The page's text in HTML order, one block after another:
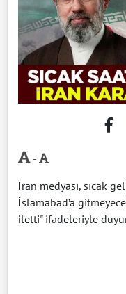
-
İran medyası, sıcak
İslamabad’a
iletti" ifadeleriyle